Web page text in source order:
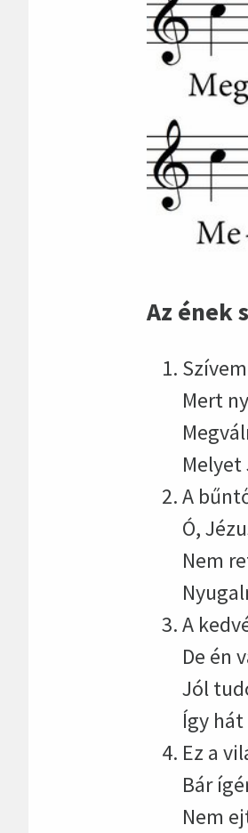
Az ének
Mert
A
Ó,
Nem
A
De én
Jól
Így
Ez a
Bár
Nem